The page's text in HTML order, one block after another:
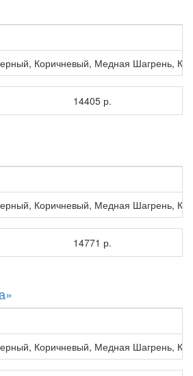
Коричневый, Медная Шагрень,
14405 р.
Коричневый, Медная Шагрень,
14771 р.
Коричневый, Медная Шагрень,